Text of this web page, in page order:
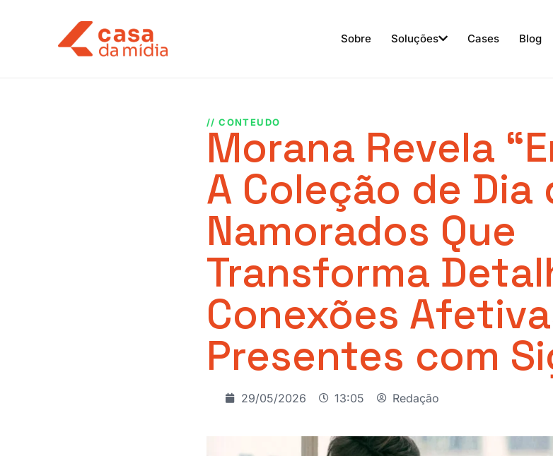
Sobre Soluções Cases Blog
// CONTEUDO
Morana Revela
A Coleção de Dia
Namorados Que
Transforma
Conexões
Presentes com
29/05/2026 13:05 Redação